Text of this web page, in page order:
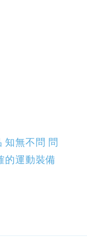
知無不問 問
的運動裝備